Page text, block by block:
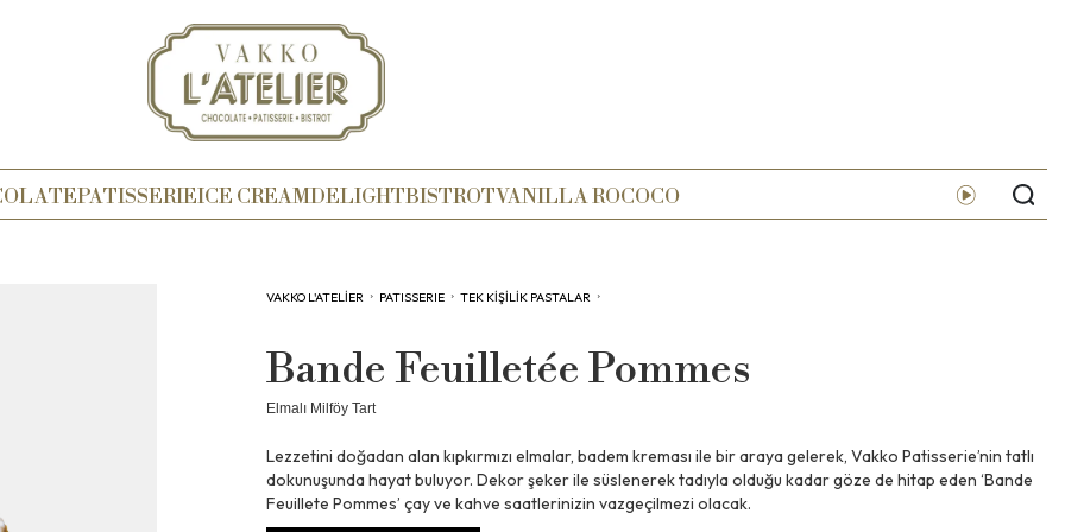
PATISSERIEICE CREAMDELIGHTBISTROTVANILLA ROCOCO
VAKKO L'ATELİER › PATISSERIE › TEK KIŞILIK PASTALAR ›
Bande Feuilletée Pommes
Elmalı Milföy Tart
Lezzetini doğadan alan kıpkırmızı elmalar, badem kreması ile bir araya gelerek, Vakko Patisserie’nin tatlı
dokunuşunda hayat buluyor. Dekor şeker ile süslenerek tadıyla olduğu kadar göze de hitap eden ‘Bande
Feuillete Pommes’ çay ve kahve saatlerinizin vazgeçilmezi olacak.